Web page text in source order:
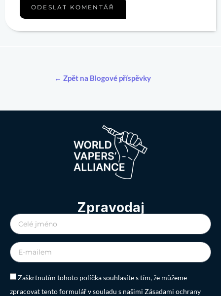
← Zpět na Blogové příspěvky
Zpravodaj
Zaškrtnutím tohoto políčka souhlasíte s tím, že můžeme
zpracovat tento formulář v souladu s našimi Zásadami ochrany